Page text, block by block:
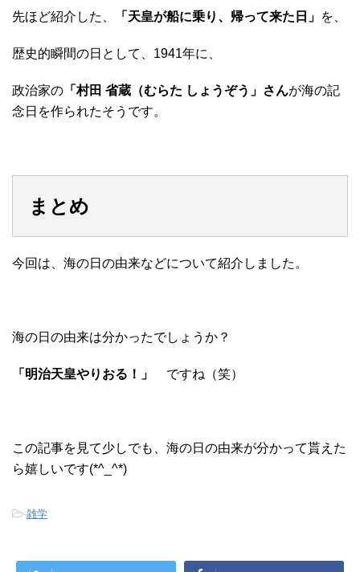
先ほど紹介した、 「天皇が船に乗り、帰って来た日」 を、
歴史的瞬間の日として、1941年に、
政治家の 「村田 省蔵（むらた しょうぞう」さんが海の記
念日を作られたそうです。
まとめ
今回は、海の日の由来などについて紹介しました。
海の日の由来は分かったでしょうか？
「明治天皇やりおる！」 ですね（笑）
この記事を見て少しでも、海の日の由来が分かって貰えた
ら嬉しいです(*^_^*)
-雑学